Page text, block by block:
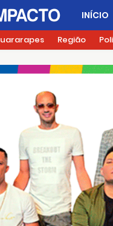
INÍCIO
Região